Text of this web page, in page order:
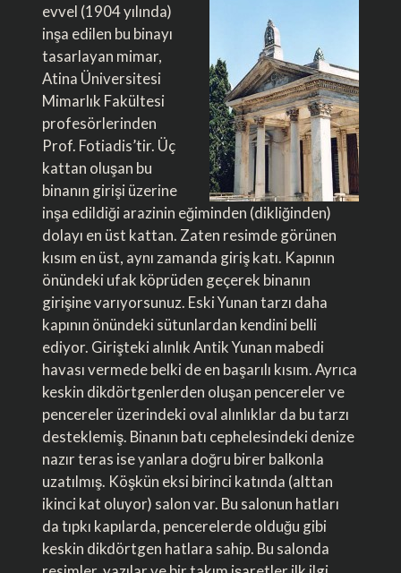
evvel (1904 yılında)
inşa edilen bu binayı
tasarlayan mimar,
Atina Üniversitesi
Mimarlık Fakültesi
profesörlerinden
Prof. Fotiadis’tir. Üç
kattan oluşan bu
binanın girişi üzerine
inşa edildiği arazinin eğiminden (dikliğinden)
dolayı en üst kattan. Zaten resimde görünen
kısım en üst, aynı zamanda giriş katı. Kapının
önündeki ufak köprüden geçerek binanın
girişine varıyorsunuz. Eski Yunan tarzı daha
kapının önündeki sütunlardan kendini belli
ediyor. Girişteki alınlık Antik Yunan mabedi
havası vermede belki de en başarılı kısım. Ayrıca
keskin dikdörtgenlerden oluşan pencereler ve
pencereler üzerindeki oval alınlıklar da bu tarzı
desteklemiş. Binanın batı cephelesindeki denize
nazır teras ise yanlara doğru birer balkonla
uzatılmış. Köşkün eksi birinci katında (alttan
ikinci kat oluyor) salon var. Bu salonun hatları
da tıpkı kapılarda, pencerelerde olduğu gibi
keskin dikdörtgen hatlara sahip. Bu salonda